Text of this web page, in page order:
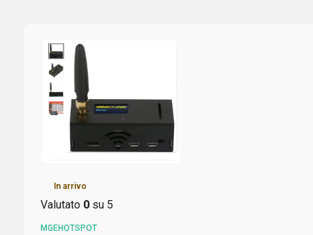
In arrivo
Valutato 0su 5
MGEHOTSPOT